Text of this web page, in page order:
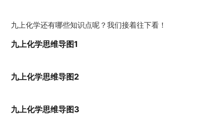
九上化学还有哪些知识点呢？我们接着往下看！
九上化学思维导图1
九上化学思维导图2
九上化学思维导图3